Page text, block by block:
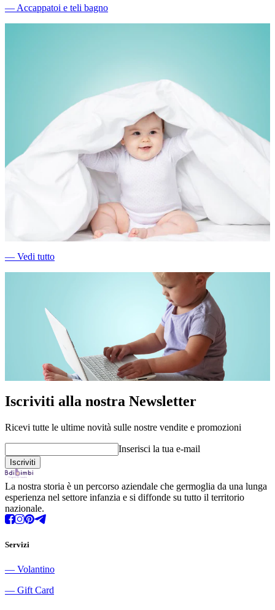
―Accappatoi e teli bagno
― Vedi tutto
Iscriviti alla nostra Newsletter
Ricevi tutte le ultime novità sulle nostre vendite e promozioni
Inserisci la tua e-mail
La nostra storia è un percorso aziendale che germoglia da una lunga
esperienza nel settore infanzia e si diffonde su tutto il territorio
nazionale.
Servizi
― Volantino
― Gift Card